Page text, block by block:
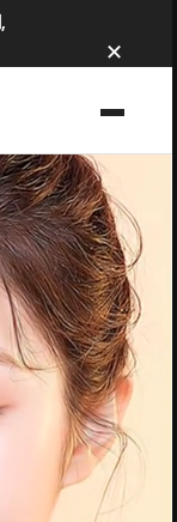
×